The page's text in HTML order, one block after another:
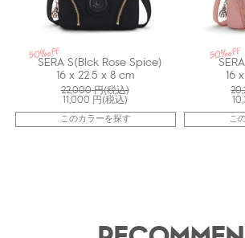
50%off
SERA S(Blck Rose Spice)
16 x 22.5 x 8 cm
22,000円(税込)
11,000 円(税込)
このカラーを探す
50%off
16
こ